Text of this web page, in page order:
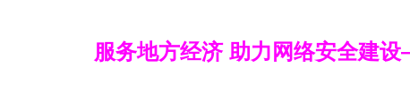
服务地方经济 助力网络安全建